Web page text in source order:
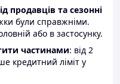
продавців та сезонні
були справжніми.
або в застосунку.
частинами: від 2
кредитний ліміт у